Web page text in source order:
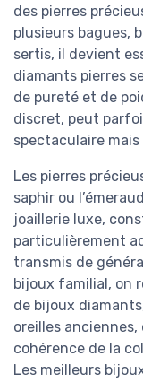
des pierres
plusieurs bagues,
sertis, il devient
diamants pierres
de pureté et de
discret, peut
spectaculaire
Les pierres
saphir ou
joaillerie luxe,
particulièrement
transmis de
bijoux familial, on
de bijoux
oreilles
cohérence de la
Les meilleurs